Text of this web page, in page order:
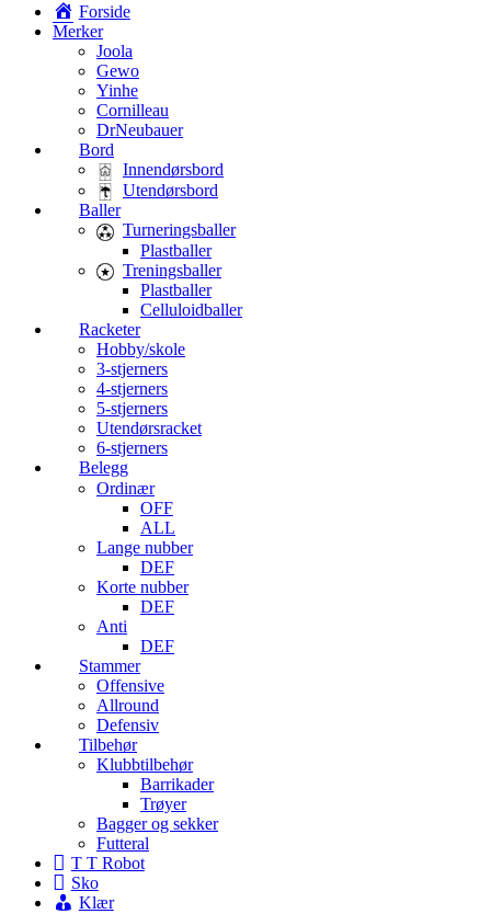
Forside
Merker
Joola
Gewo
Yinhe
Cornilleau
DrNeubauer
Bord
Innendørsbord
Utendørsbord
Baller
Turneringsballer
Plastballer
Treningsballer
Plastballer
Celluloidballer
Racketer
Hobby/skole
3-stjerners
4-stjerners
5-stjerners
Utendørsracket
6-stjerners
Belegg
Ordinær
OFF
ALL
Lange nubber
DEF
Korte nubber
DEF
Anti
DEF
Stammer
Offensive
Allround
Defensiv
Tilbehør
Klubbtilbehør
Barrikader
Trøyer
Bagger og sekker
Futteral
T T Robot
Sko
Klær